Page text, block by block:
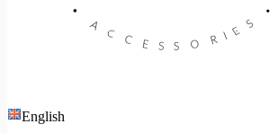
English